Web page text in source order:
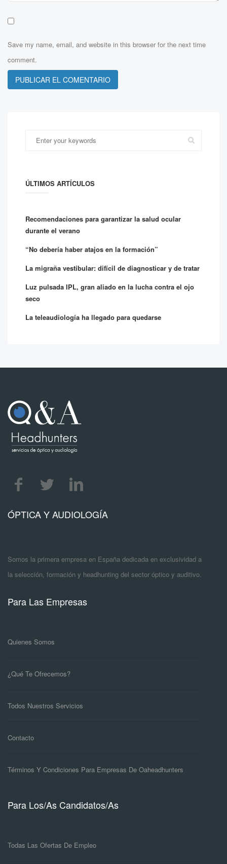
Save my name, email, and website in this browser for the next time
comment.
ÚLTIMOS ARTÍCULOS
Recomendaciones para garantizar la salud ocular
durante el verano
“No debería haber atajos en la formación”
La migraña vestibular: difícil de diagnosticar y de tratar
Luz pulsada IPL, gran aliado en la lucha contra el ojo
seco
La teleaudiología ha llegado para quedarse
ÓPTICA Y AUDIOLOGÍA
Somos la primera empresa en España dedicada en exclusividad a
la selección, formación y headhunting del sector óptico y auditivo.
Para Las Empresas
Quienes Somos
¿Qué Te Ofrecemos?
Todos Nuestros Servicios
Contacto
Términos Y Condiciones Para Empresas De Oaheadhunters
Para Los/as Candidatos/as
Todas Las Ofertas De Empleo